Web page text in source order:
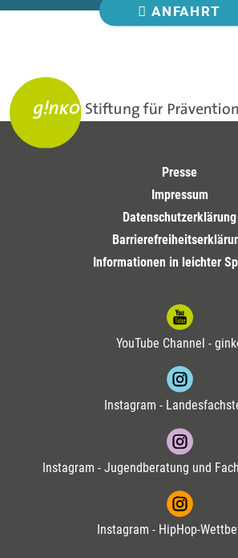
ANFAHRT
Presse
Impressum
Datenschutzerklärung
Informationen in leichter
YouTube Channel -
Instagram -
Instagram - Jugendberatung und
Instagram - HipHop-